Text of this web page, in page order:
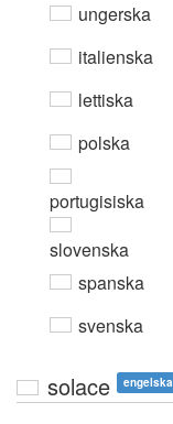
ungerska
italienska
lettiska
polska
portugisiska
slovenska
spanska
svenska
solace engelska